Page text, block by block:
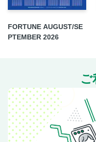
FORTUNE AUGUST/SE
PTEMBER 2026
ご